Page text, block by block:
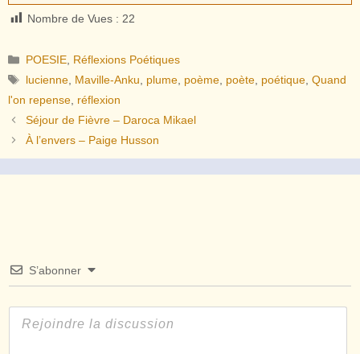
Nombre de Vues : 22
Catégories
POESIE, Réflexions Poétiques
Étiquettes
lucienne, Maville-Anku, plume, poème, poète, poétique,Quand
l'on repense, réflexion
Séjour de Fièvre – Daroca Mikael
À l’envers – Paige Husson
S’abonner